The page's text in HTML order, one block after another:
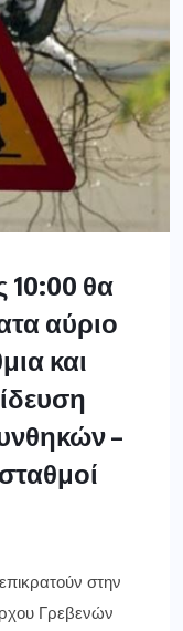
10:00 θα
αύριο
και
–
στην
Γρεβενών